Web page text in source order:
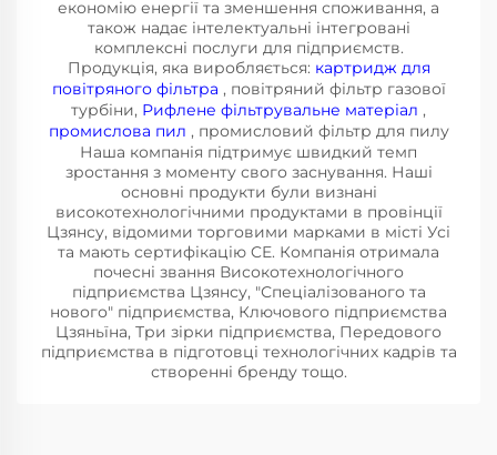
економію енергії та зменшення споживання, а
також надає інтелектуальні інтегровані
комплексні послуги для підприємств.
Продукція, яка виробляється: картридж для
повітряного фільтра , повітряний фільтр газової
турбіни, Рифлене фільтрувальне матеріал ,
промислова пил , промисловий фільтр для пилу
Наша компанія підтримує швидкий темп
зростання з моменту свого заснування. Наші
основні продукти були визнані
високотехнологічними продуктами в провінції
Цзянсу, відомими торговими марками в місті Усі
та мають сертифікацію CE. Компанія отримала
почесні звання Високотехнологічного
підприємства Цзянсу, "Спеціалізованого та
нового" підприємства, Ключового підприємства
Цзяньїна, Три зірки підприємства, Передового
підприємства в підготовці технологічних кадрів та
створенні бренду тощо.